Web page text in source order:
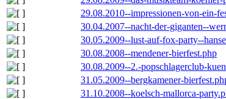
29.08.2010--impressionen-von-ein-
30.04.2007--nacht-der-giganten--
30.05.2009--lust-auf-fox-party--
30.08.2008--mendener-bierfest.php
30.08.2009--2.-popschlagerclub-
31.05.2009--bergkamener-
31.10.2008--koelsch-mallorca-